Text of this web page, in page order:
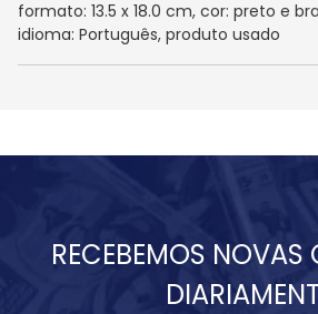
formato: 13.5 x 18.0 cm, cor: preto e
idioma: Português, produto usado
RECEBEMOS NOVAS